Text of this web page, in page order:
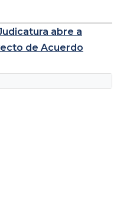
abre a
de Acuerdo